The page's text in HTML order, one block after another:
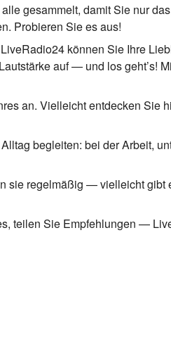
gesammelt, damit Sie nur
Probieren Sie es aus!
können Sie Ihre
auf — und los geht’s!
an. Vielleicht entdecken Sie
begleiten: bei der Arbeit,
sie regelmäßig — vielleicht gibt
teilen Sie Empfehlungen —